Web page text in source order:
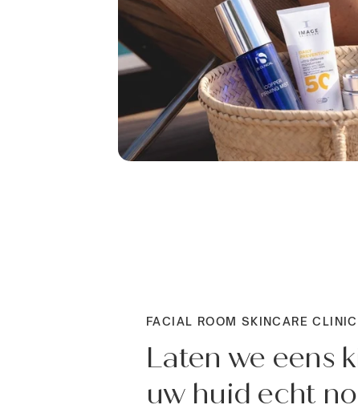
FACIAL ROOM SKINCARE CLINIC
Laten we eens
uw huid echt